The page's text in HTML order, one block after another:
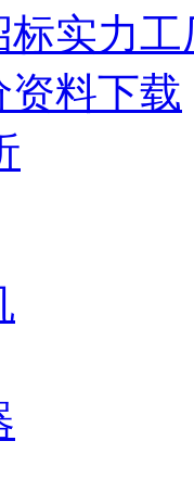
标实力工
资料下载